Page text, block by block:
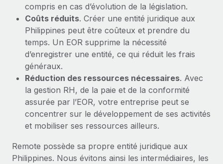
compris en cas d’évolution de la législation.
Coûts réduits. Créer une entité juridique aux
Philippines peut être coûteux et prendre du
temps. Un EOR supprime la nécessité
d’enregistrer une entité, ce qui réduit les frais
généraux.
Réduction des ressources nécessaires. Avec
la gestion RH, de la paie et de la conformité
assurée par l’EOR, votre entreprise peut se
concentrer sur le développement de ses activités
et mobiliser ses ressources ailleurs.
Remote possède sa propre entité juridique aux
Philippines. Nous évitons ainsi les intermédiaires, les